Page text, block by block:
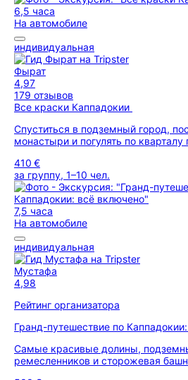
6,5 часа
На автомобиле
индивидуальная
Фырат
4,97
179 отзывов
Все краски Каппадокии
Спуститься в подземный город,
монастыри и погулять по кварталу
410 €
за группу, 1–10 чел.
7,5 часа
На автомобиле
индивидуальная
Мустафа
4,98
Рейтинг организатора
Гранд-путешествие по
Самые красивые долины,
ремесленников и сторожевая